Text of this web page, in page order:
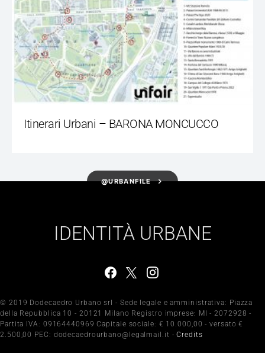
Itinerari Urbani – BARONA MONCUCCO
@URBANFILE
IDENTITÀ URBANE
© 2019 Dodecaedro Urbano srl - Sede legale e amministrativa: Piazza
della Repubblica 10 - 20121 Milano Registro imprese: MI - 2072928 -
Partita IVA: 09164440969 Capitale sociale: € 10.000,00 - versato €
2.500,00 PEC: dodecaedrourbano@legalmail.it -Credits